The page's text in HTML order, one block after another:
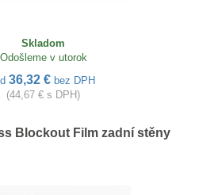
Skladom
Odošleme v utorok
36,32 € bez DPH
(44,67 € s DPH)
Blockout Film zadní stěny